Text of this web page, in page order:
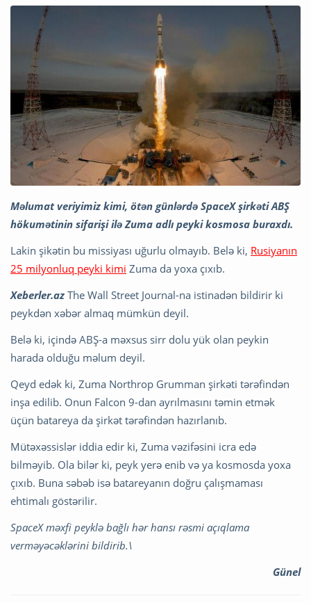
Məlumat veriyimiz kimi, ötən günlərdə SpaceX şirkəti ABŞ
hökumətinin sifarişi ilə Zuma adlı peyki kosmosa buraxdı.
Lakin şikətin bu missiyası uğurlu olmayıb. Belə ki, Rusiyanın
25 milyonluq peyki kimi Zuma da yoxa çıxıb.
Xeberler.az The Wall Street Journal-na istinadən bildirir ki
peykdən xəbər almaq mümkün deyil.
Belə ki, içində ABŞ-a məxsus sirr dolu yük olan peykin
harada olduğu məlum deyil.
Qeyd edək ki, Zuma Northrop Grumman şirkəti tərəfindən
inşa edilib. Onun Falcon 9-dan ayrılmasını təmin etmək
üçün batareya da şirkət tərəfindən hazırlanıb.
Mütəxəssislər iddia edir ki, Zuma vəzifəsini icra edə
bilməyib. Ola bilər ki, peyk yerə enib və ya kosmosda yoxa
çıxıb. Buna səbəb isə batareyanın doğru çalışmaması
ehtimalı göstərilir.
SpaceX məxfi peyklə bağlı hər hansı rəsmi açıqlama
verməyəcəklərini bildirib.\
Günel